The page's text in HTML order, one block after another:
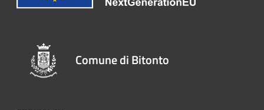
Comune di Bitonto